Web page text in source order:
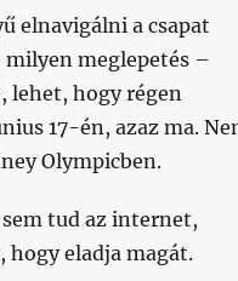
elnavigálni a csapat
milyen meglepetés –
lehet, hogy régen
17-én, azaz ma.
Olympicben.
tud az internet,
hogy eladja magát.